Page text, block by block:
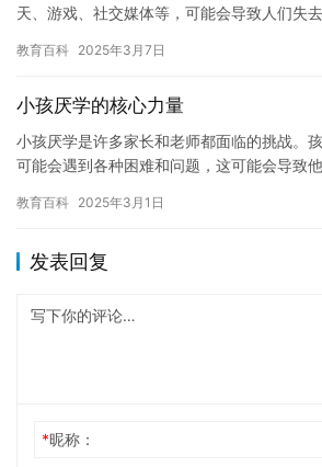
天、游戏、社交媒体等，可能会导致人们失
性的…
教育百科 2025年3月7日
小孩厌学的核心力量
小孩厌学是许多家长和老师都面临的挑战。
可能会遇到各种困难和问题，这可能会导致
是“分…
教育百科 2025年3月1日
发表回复
*昵称：